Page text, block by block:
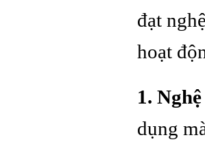
đạt
hoạt
1.
dụng